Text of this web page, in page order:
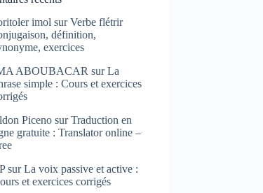
imol surVerbe flétrir
définition,
exercices
ABOUBACAR surLa
simple : Cours et exercices
Piceno surTraduction en
gratuite : Translator online –
surLa voix passive et active :
et exercices corrigés